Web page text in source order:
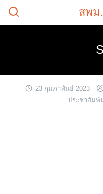
Skip
สพม
23 กุมภาพันธ์ 2023
ประชาสัมพั